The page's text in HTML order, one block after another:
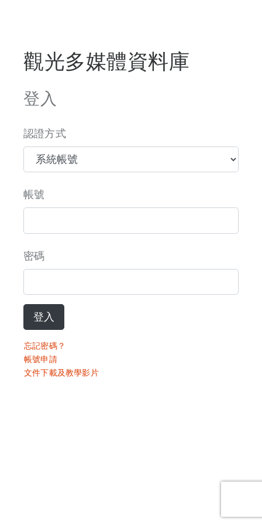
觀光多媒體資料庫
登入
認證方式
帳號
密碼
登入
忘記密碼？
帳號申請
文件下載及教學影片